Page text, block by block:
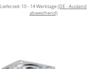
Lieferzeit: 10 - 14 Werktage(DE - Ausland
abweichend)